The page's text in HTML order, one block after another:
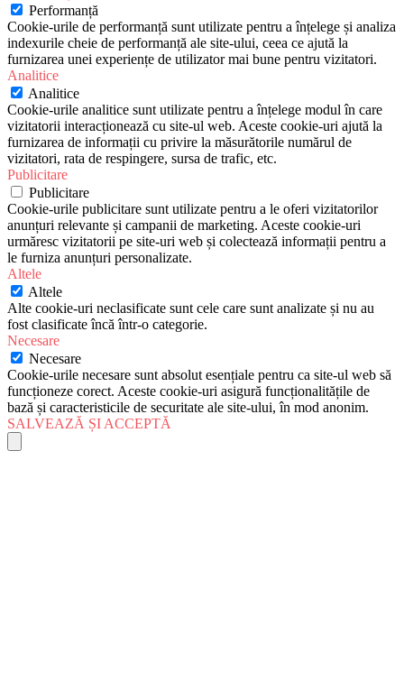
Performanță
Cookie-urile de performanță sunt utilizate pentru a înțelege și analiza
indexurile cheie de performanță ale site-ului, ceea ce ajută la
furnizarea unei experiențe de utilizator mai bune pentru vizitatori.
Analitice
Analitice
Cookie-urile analitice sunt utilizate pentru a înțelege modul în care
vizitatorii interacționează cu site-ul web. Aceste cookie-uri ajută la
furnizarea de informații cu privire la măsurătorile numărul de
vizitatori, rata de respingere, sursa de trafic, etc.
Publicitare
Publicitare
Cookie-urile publicitare sunt utilizate pentru a le oferi vizitatorilor
anunțuri relevante și campanii de marketing. Aceste cookie-uri
urmăresc vizitatorii pe site-uri web și colectează informații pentru a
le furniza anunțuri personalizate.
Altele
Altele
Alte cookie-uri neclasificate sunt cele care sunt analizate și nu au
fost clasificate încă într-o categorie.
Necesare
Necesare
Cookie-urile necesare sunt absolut esențiale pentru ca site-ul web să
funcționeze corect. Aceste cookie-uri asigură funcționalitățile de
bază și caracteristicile de securitate ale site-ului, în mod anonim.
SALVEAZĂ ȘI ACCEPTĂ